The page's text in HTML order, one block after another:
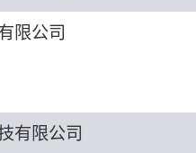
限公司
有限公司